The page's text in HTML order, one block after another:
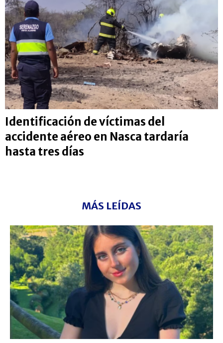
Identificación de víctimas del
accidente aéreo en Nasca tardaría
hasta tres días
MÁS LEÍDAS